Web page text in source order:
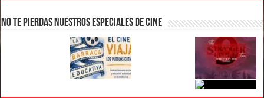
No te pierdas nuestros Especiales de Cine